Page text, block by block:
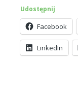
Udostępnij
Facebook
LinkedIn